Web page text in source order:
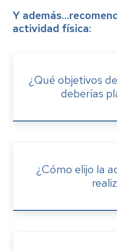
Y
actividad física:
¿Qué objetivos
deberías
¿Cómo elijo la